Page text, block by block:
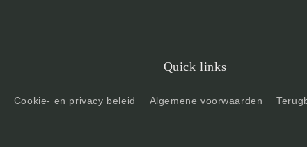
Quick links
Cookie- en privacy beleid Algemene voorwaarden